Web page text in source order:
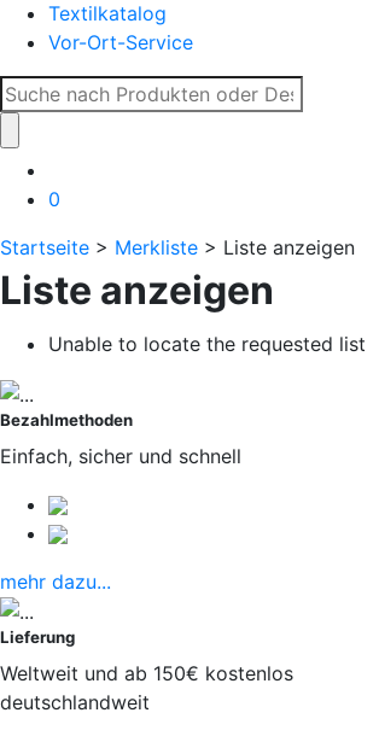
Textilkatalog
Vor-Ort-Service
Suche
nach:
0
Startseite > Merkliste > Liste anzeigen
Liste anzeigen
Unable to locate the requested list
Bezahlmethoden
Einfach, sicher und schnell
mehr dazu...
Lieferung
Weltweit und ab 150€ kostenlos
deutschlandweit